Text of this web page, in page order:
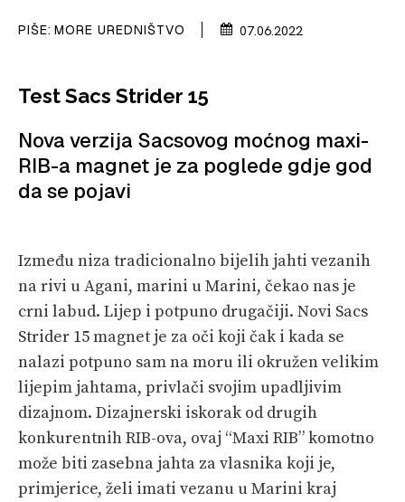
PLOVILA
VELIKE PRIČE
PRETPLATA
PIŠE: MORE UREDNIŠTVO 07.06.2022
Test Sacs Strider 15
Nova verzija Sacsovog moćnog maxi-
RIB-a magnet je za poglede gdje god
da se pojavi
Između niza tradicionalno bijelih jahti vezanih
na rivi u Agani, marini u Marini, čekao nas je
crni labud. Lijep i potpuno drugačiji. Novi Sacs
Strider 15 magnet je za oči koji čak i kada se
nalazi potpuno sam na moru ili okružen velikim
lijepim jahtama, privlači svojim upadljivim
dizajnom. Dizajnerski iskorak od drugih
konkurentnih RIB-ova, ovaj “Maxi RIB” komotno
može biti zasebna jahta za vlasnika koji je,
primjerice, želi imati vezanu u Marini kraj